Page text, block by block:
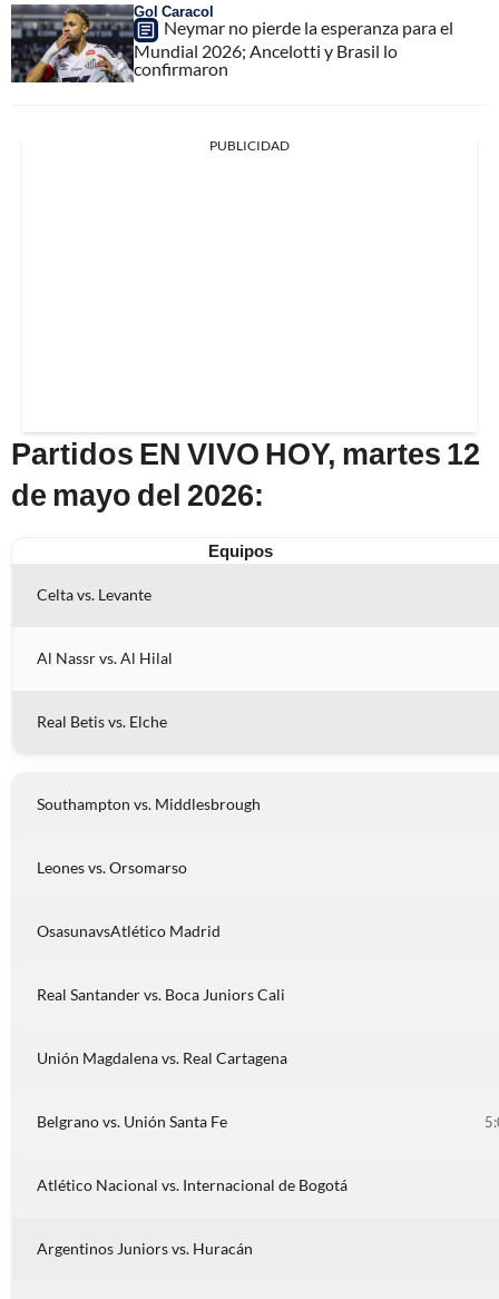
Gol Caracol
Neymar no pierde la esperanza para el
Mundial 2026; Ancelotti y Brasil lo
confirmaron
PUBLICIDAD
Partidos EN VIVO HOY, martes 12
de mayo del 2026:
Equipos
Celta vs. Levante
Al Nassr vs. Al Hilal
Real Betis vs. Elche
Southampton vs. Middlesbrough
Leones vs. Orsomarso
OsasunavsAtlético Madrid
Real Santander vs. Boca Juniors Cali
Unión Magdalena vs. Real Cartagena
Belgrano vs. Unión Santa Fe
Atlético Nacional vs. Internacional de Bogotá
Argentinos Juniors vs. Huracán